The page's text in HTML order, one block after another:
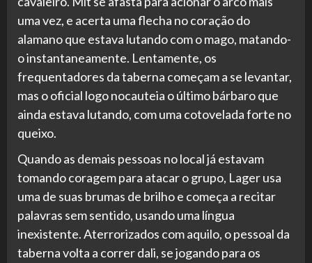
uma vez, e acerta uma flecha no coração do
alamano que estava lutando com o mago, matando-
o instantaneamente. Lentamente, os
frequentadores da taberna começam a se levantar,
mas o oficial logo nocauteia o último bárbaro que
ainda estava lutando, com uma cotovelada forte no
queixo.
Quando as demais pessoas no local já estavam
tomando coragem para atacar o grupo, Lager usa
uma de suas brumas de brilho e começa a recitar
palavras sem sentido, usando uma língua
inexistente. Aterrorizados com aquilo, o pessoal da
taberna volta a correr dali, se jogando para os